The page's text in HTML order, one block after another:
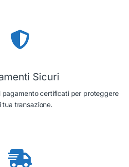
Sicuri
pagamento certificati per proteggere
tua transazione.